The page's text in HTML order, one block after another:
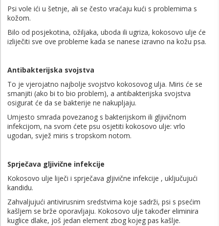
Psi vole ići u šetnje, ali se često vraćaju kući s problemima s
kožom.
Bilo od posjekotina, ožiljaka, uboda ili ugriza, kokosovo ulje će
izliječiti sve ove probleme kada se nanese izravno na kožu psa.
Antibakterijska svojstva
To je vjerojatno najbolje svojstvo kokosovog ulja. Miris će se
smanjiti (ako bi to bio problem), a antibakterijska svojstva
osigurat će da se bakterije ne nakupljaju.
Umjesto smrada povezanog s bakterijskom ili gljivičnom
infekcijom, na svom ćete psu osjetiti kokosovo ulje: vrlo
ugodan, svjež miris s tropskom notom.
Sprječava gljivične infekcije
Kokosovo ulje liječi i sprječava gljivične infekcije , uključujući
kandidu.
Zahvaljujući antivirusnim sredstvima koje sadrži, psi s psećim
kašljem se brže oporavljaju. Kokosovo ulje također eliminira
kuglice dlake, još jedan element zbog kojeg pas kašlje.